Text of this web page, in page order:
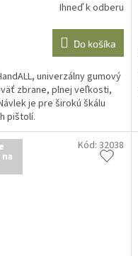
Ihneď k odberu
Do košíka
univerzálny gumový
zbrane, plnej veľkosti,
je pre širokú škálu
pištolí.
Kód: 32038